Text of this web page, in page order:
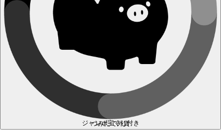
ジャンボ宝くじ付き
つみたて外貨
＋